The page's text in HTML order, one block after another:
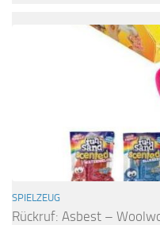
SPIELZEUG
Rückruf: Asbest –